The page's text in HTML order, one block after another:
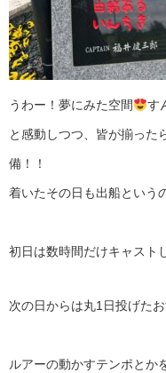
うわー！夢にみた空間 す
と感動しつつ、皆が揃った
備！！
着いたその日も出船という
初日は数時間だけキャスト
次の日からは丸1日投げたお
ルアーの動かすテンポとか